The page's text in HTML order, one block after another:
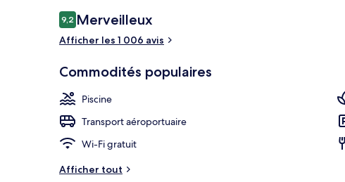
Avis
9,29,2 sur 10 –
Merveilleux
Afficher les 1 006 avis
Commodités populaires
Piscine
Transport aéroportuaire
Wi-Fi gratuit
Afficher tout